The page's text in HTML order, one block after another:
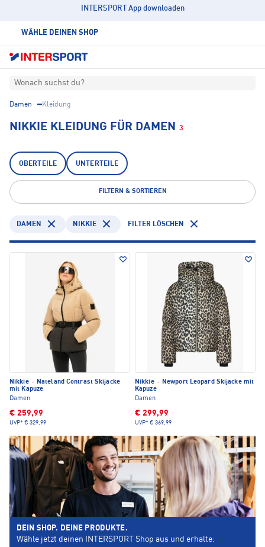
INTERSPORT App downloaden
WÄHLE DEINEN SHOP
Wonach suchst du?
Damen Kleidung
NIKKIE KLEIDUNG FÜR DAMEN 3
OBERTEILE UNTERTEILE
FILTERN & SORTIEREN
DAMEN NIKKIE FILTER LÖSCHEN
Nikkie ·
Nateland Contrast Skijacke
mit Kapuze
Damen
€ 259,99
UVP* € 329,99
Nikkie ·
Newport Leopard Skijacke mit
Kapuze
Damen
€ 299,99
UVP* € 369,99
DEIN SHOP. DEINE PRODUKTE.
Wähle jetzt deinen INTERSPORT Shop aus und erhalte: